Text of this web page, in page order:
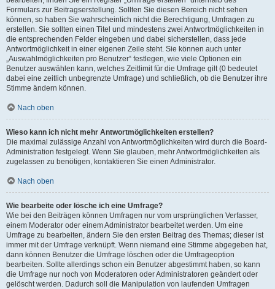
Formulars zur Beitragserstellung. Sollten Sie diesen Bereich nicht sehen
können, so haben Sie wahrscheinlich nicht die Berechtigung, Umfragen zu
erstellen. Sie sollten einen Titel und mindestens zwei Antwortmöglichkeiten in
die entsprechenden Felder eingeben und dabei sicherstellen, dass jede
Antwortmöglichkeit in einer eigenen Zeile steht. Sie können auch unter
„Auswahlmöglichkeiten pro Benutzer“ festlegen, wie viele Optionen ein
Benutzer auswählen kann, welches Zeitlimit für die Umfrage gilt (0 bedeutet
dabei eine zeitlich unbegrenzte Umfrage) und schließlich, ob die Benutzer ihre
Stimme ändern können.
Nach oben
Wieso kann ich nicht mehr Antwortmöglichkeiten erstellen?
Die maximal zulässige Anzahl von Antwortmöglichkeiten wird durch die Board-
Administration festgelegt. Wenn Sie glauben, mehr Antwortmöglichkeiten als
zugelassen zu benötigen, kontaktieren Sie einen Administrator.
Nach oben
Wie bearbeite oder lösche ich eine Umfrage?
Wie bei den Beiträgen können Umfragen nur vom ursprünglichen Verfasser,
einem Moderator oder einem Administrator bearbeitet werden. Um eine
Umfrage zu bearbeiten, ändern Sie den ersten Beitrag des Themas; dieser ist
immer mit der Umfrage verknüpft. Wenn niemand eine Stimme abgegeben hat,
dann können Benutzer die Umfrage löschen oder die Umfrageoption
bearbeiten. Sollte allerdings schon ein Benutzer abgestimmt haben, so kann
die Umfrage nur noch von Moderatoren oder Administratoren geändert oder
gelöscht werden. Dadurch soll die Manipulation von laufenden Umfragen